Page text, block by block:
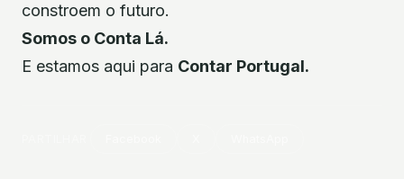
constroem o futuro.
Somos o Conta Lá.
E estamos aqui para Contar Portugal.